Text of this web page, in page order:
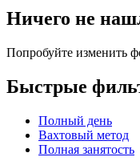
Ничего не
Попробуйте изменить
Быстрые
Полный день
Вахтовый метод
Полная занятость